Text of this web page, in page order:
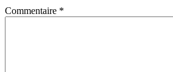
Commentaire *